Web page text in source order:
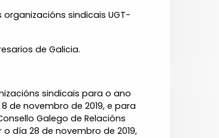
sindicais UGT-
de Galicia.
sindicais para o ano
de novembro de 2019, e para
Galego de Relacións
día 28 de novembro de 2019,